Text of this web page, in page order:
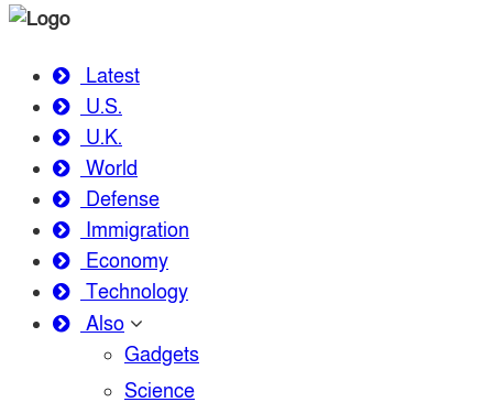
Latest
U.S.
U.K.
World
Defense
Immigration
Economy
Technology
Also
Gadgets
Science